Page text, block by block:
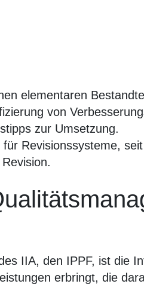
elementaren
von
zur Umsetzung.
Revisionssysteme,
IIA, den IPPF, ist die
erbringt, die